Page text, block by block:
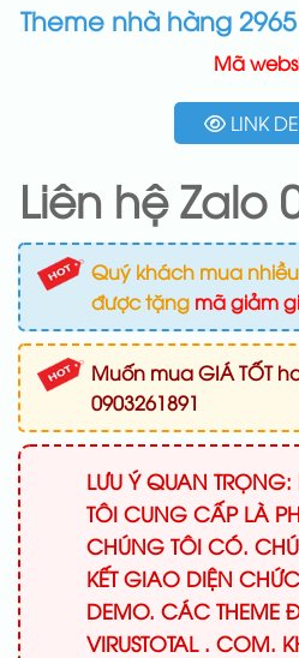
Theme nhà hàng
Mã
LINK
Liên hệ Zalo
Quý khách mua
được tặng mã giảm
Muốn mua GIÁ TỐT
0903261891
LƯU Ý QUAN
TÔI CUNG CẤP LÀ
CHÚNG TÔI CÓ.
KẾT GIAO DIỆN
DEMO. CÁC THEME
VIRUSTOTAL . COM.